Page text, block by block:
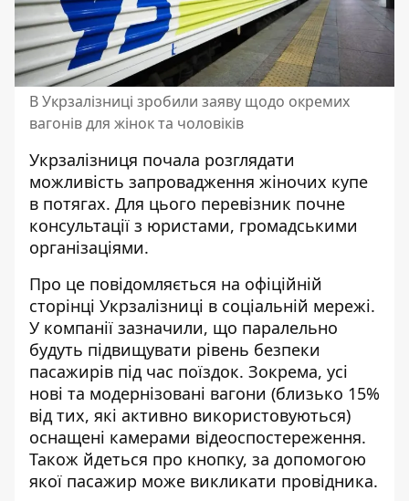
В Укрзалізниці зробили заяву щодо окремих
вагонів для жінок та чоловіків
Укрзалізниця почала розглядати
можливість запровадження жіночих купе
в потягах. Для цього перевізник почне
консультації з юристами, громадськими
організаціями.
Про це повідомляється на офіційній
сторінці Укрзалізниці в соціальній мережі.
У компанії зазначили, що паралельно
будуть підвищувати рівень безпеки
пасажирів під час поїздок. Зокрема, усі
нові та модернізовані вагони (близько 15%
від тих, які активно використовуються)
оснащені камерами відеоспостереження.
Також йдеться про кнопку, за допомогою
якої пасажир може викликати провідника.